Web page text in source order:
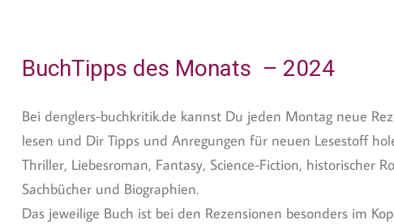
BuchTipps des Monats – 2024
Bei denglers-buchkritik.de kannst Du jeden Montag neue
lesen und Dir Tipps und Anregungen für neuen Lesestoff
Thriller, Liebesroman, Fantasy, Science-Fiction, historischer
Sachbücher und Biographien.
Das jeweilige Buch ist bei den Rezensionen besonders im